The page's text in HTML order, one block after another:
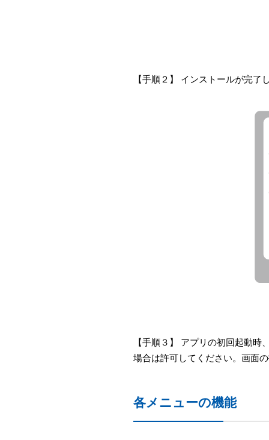
【手順２】 インストールが完
【手順３】 アプリの初回起動
場合は許可してください。画面
各メニューの機能